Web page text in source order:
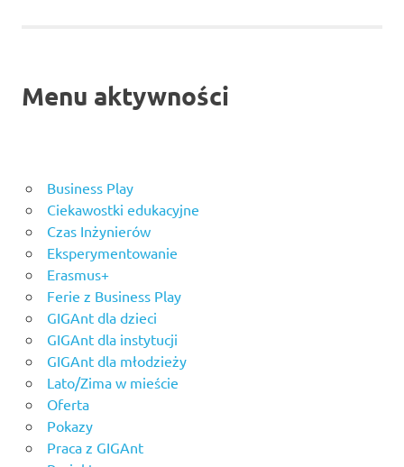
Menu aktywności
Business Play
Ciekawostki edukacyjne
Czas Inżynierów
Eksperymentowanie
Erasmus+
Ferie z Business Play
GIGAnt dla dzieci
GIGAnt dla instytucji
GIGAnt dla młodzieży
Lato/Zima w mieście
Oferta
Pokazy
Praca z GIGAnt